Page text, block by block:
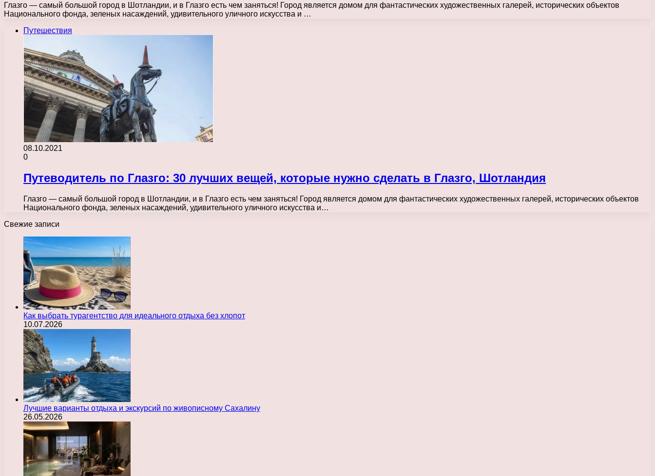
Глазго — самый большой город в Шотландии, и в Глазго есть чем заняться! Город является домом для фантастических художественных галерей, исторических объектов
Национального фонда, зеленых насаждений, удивительного уличного искусства и …
Путешествия
08.10.2021
0
Путеводитель по Глазго: 30 лучших вещей, которые нужно сделать в Глазго, Шотландия
Глазго — самый большой город в Шотландии, и в Глазго есть чем заняться! Город является домом для фантастических художественных галерей, исторических объектов
Национального фонда, зеленых насаждений, удивительного уличного искусства и…
Свежие записи
Как выбрать турагентство для идеального отдыха без хлопот
10.07.2026
Лучшие варианты отдыха и экскурсий по живописному Сахалину
26.05.2026